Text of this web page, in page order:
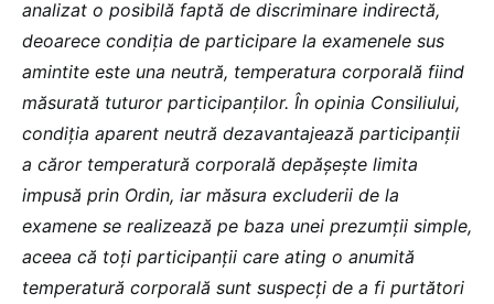
analizat o posibilă faptă de discriminare indirectă,
deoarece condiția de participare la examenele sus
amintite este una neutră, temperatura corporală fiind
măsurată tuturor participanților. În opinia Consiliului,
condiția aparent neutră dezavantajează participanții
a căror temperatură corporală depășește limita
impusă prin Ordin, iar măsura excluderii de la
examene se realizează pe baza unei prezumții simple,
aceea că toți participanții care ating o anumită
temperatură corporală sunt suspecți de a fi purtători